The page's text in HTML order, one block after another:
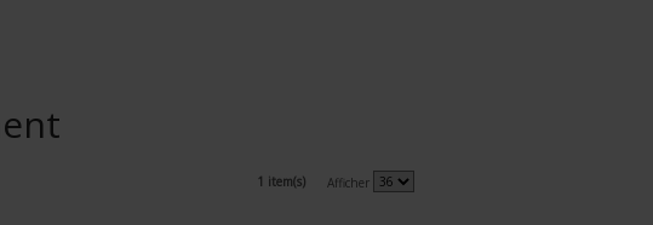
1 item(s) Afficher